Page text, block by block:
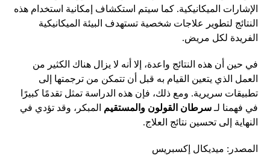
الإشارات الميكانيكية. كما سيتم استكشاف إمكانية استخدام هذه
النتائج لتطوير علاجات شخصية تستهدف البيئة الميكانيكية
الفريدة لكل مريض.
في حين أن هذه النتائج واعدة، إلا أنه لا يزال هناك الكثير من
العمل الذي يتعين القيام به قبل أن تتمكن من ترجمتها إلى
تطبيقات سريرية. ومع ذلك، فإن هذه الدراسة تمثل تقدمًا كبيرًا
في فهمنا لـ سرطان القولون والمستقيم المبكر، وقد تؤدي في
النهاية إلى تحسين نتائج العلاج.
المصدر: ميديكال إكسبريس